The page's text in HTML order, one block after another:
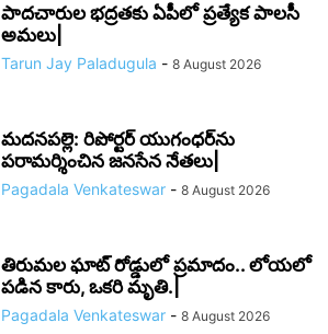
పాదచారుల భద్రతకు ఏపీలో ప్రత్యేక పాలసీ
అమలు|
Tarun Jay Paladugula - 8 August 2026
మదనపల్లె: రిపోర్టర్ యుగంధర్‌ను
పరామర్శించిన జనసేన నేతలు|
Pagadala Venkateswar - 8 August 2026
తిరుమల ఘాట్ రోడ్డులో ప్రమాదం.. లోయలో
పడిన కారు, ఒకరి మృతి.|
Pagadala Venkateswar - 8 August 2026